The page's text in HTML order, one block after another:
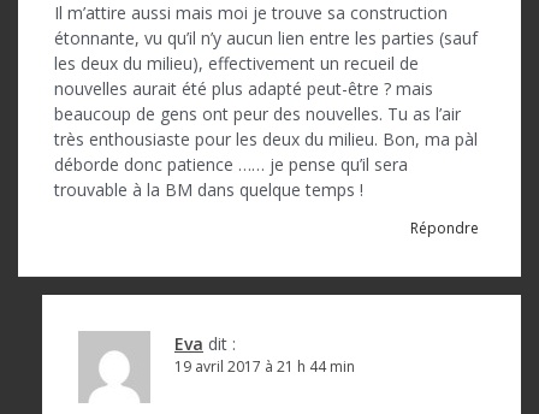
Il m’attire aussi mais moi je trouve sa construction
étonnante, vu qu’il n’y aucun lien entre les parties (sauf
les deux du milieu), effectivement un recueil de
nouvelles aurait été plus adapté peut-être ? mais
beaucoup de gens ont peur des nouvelles. Tu as l’air
très enthousiaste pour les deux du milieu. Bon, ma pàl
déborde donc patience …… je pense qu’il sera
trouvable à la BM dans quelque temps !
Répondre
Eva dit :
19 avril 2017 à 21 h 44 min